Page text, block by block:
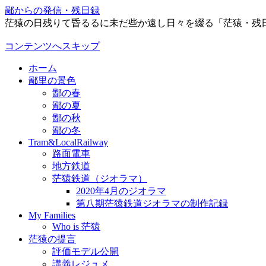
鄙からの発信・残日録
茫猿の日残りて昏るるに未だ些か遠し日々を綴る「茫猿・残
コンテンツへスキップ
ホーム
鄙里の景色
鄙の春
鄙の夏
鄙の秋
鄙の冬
Tram&LocalRailway
路面電車
地方鉄道
茫猿鉄道（ジオラマ）
2020年4月のジオラマ
第八期茫猿鉄道ジオラマの制作記録
My Families
Who is 茫猿
茫猿の提言
評価モデル公開
講義レジュメ